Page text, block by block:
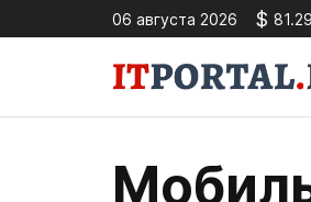
06 августа 2026 $ 81.29